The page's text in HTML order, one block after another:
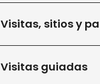
Visitas, sitios y
Visitas guiadas